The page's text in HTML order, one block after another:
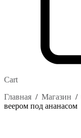
Cart
Главная / Магазин /
веером под ананасом